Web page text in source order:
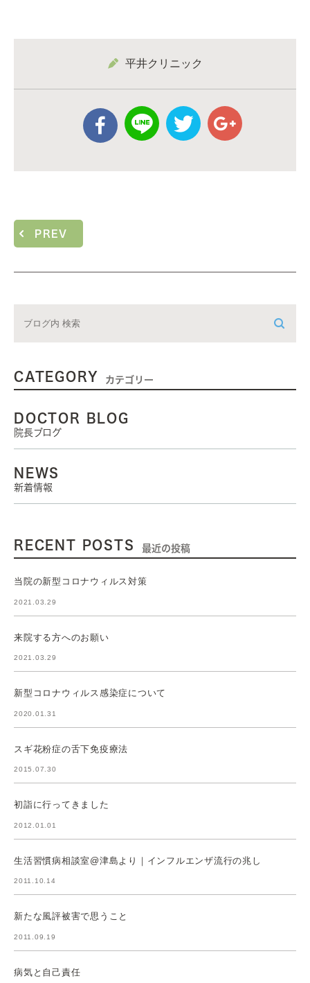
平井クリニック
PREV
CATEGORY カテゴリー
DOCTOR BLOG
院長ブログ
NEWS
新着情報
RECENT POSTS 最近の投稿
当院の新型コロナウィルス対策
2021.03.29
来院する方へのお願い
2021.03.29
新型コロナウィルス感染症について
2020.01.31
スギ花粉症の舌下免疫療法
2015.07.30
初詣に行ってきました
2012.01.01
生活習慣病相談室@津島より｜インフルエンザ流行の兆し
2011.10.14
新たな風評被害で思うこと
2011.09.19
病気と自己責任